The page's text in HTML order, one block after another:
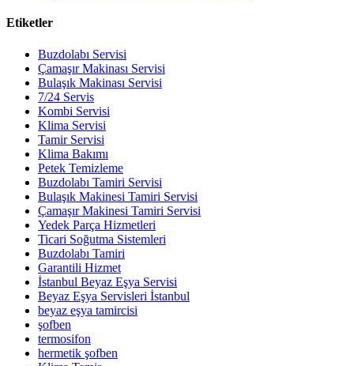
Etiketler
Buzdolabı Servisi
Çamaşır Makinası Servisi
Bulaşık Makinası Servisi
7/24 Servis
Kombi Servisi
Klima Servisi
Tamir Servisi
Klima Bakımı
Petek Temizleme
Buzdolabı Tamiri Servisi
Bulaşık Makinesi Tamiri Servisi
Çamaşır Makinesi Tamiri Servisi
Yedek Parça Hizmetleri
Ticari Soğutma Sistemleri
Buzdolabı Tamiri
Garantili Hizmet
İstanbul Beyaz Eşya Servisi
Beyaz Eşya Servisleri İstanbul
beyaz eşya tamircisi
şofben
termosifon
hermetik şofben